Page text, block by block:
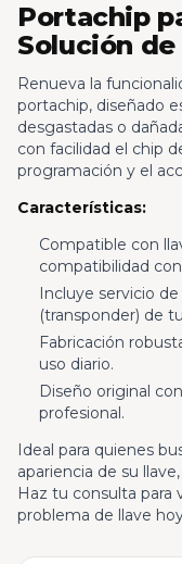
Portachip
Solución
Renueva la
portachip, diseñado
desgastadas o
con facilidad el chip
programación y el
Características:
Compatible con
compatibilidad
Incluye servicio
(transponder) de
Fabricación
uso diario.
Diseño original
profesional.
Ideal para quienes
apariencia de su
Haz tu consulta para
problema de llave